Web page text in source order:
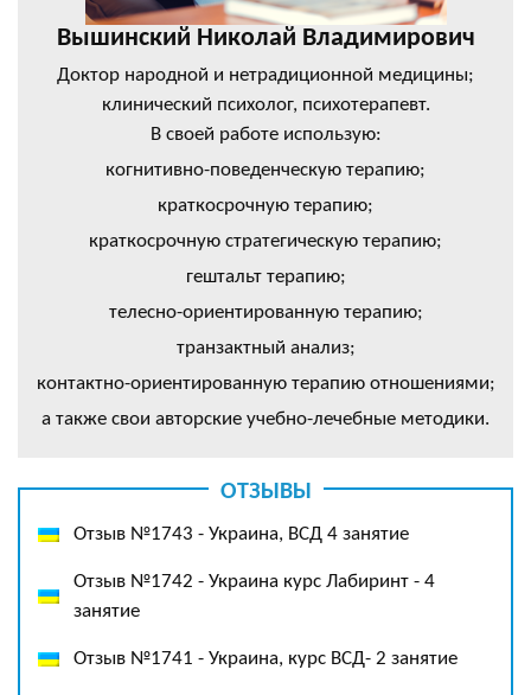
Вышинский Николай Владимирович
Доктор народной и нетрадиционной медицины;
клинический психолог, психотерапевт.
В своей работе использую:
когнитивно-поведенческую терапию;
краткосрочную терапию;
краткосрочную стратегическую терапию;
гештальт терапию;
телесно-ориентированную терапию;
транзактный анализ;
контактно-ориентированную терапию отношениями;
а также свои авторские учебно-лечебные методики.
ОТЗЫВЫ
Отзыв №1743 - Украина, ВСД 4 занятие
Отзыв №1742 - Украина курс Лабиринт - 4
занятие
Отзыв №1741 - Украина, курс ВСД- 2 занятие